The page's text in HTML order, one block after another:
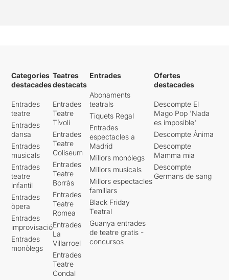
Categories
destacades
Entrades
teatre
Entrades
dansa
Entrades
musicals
Entrades
teatre
infantil
Entrades
òpera
Entrades
improvisació
Entrades
monòlegs
Teatres
destacats
Entrades
Teatre
Tívoli
Entrades
Teatre
Coliseum
Entrades
Teatre
Borràs
Entrades
Teatre
Romea
Entrades
La
Villarroel
Entrades
Teatre
Condal
Entrades
Abonaments
teatrals
Tiquets Regal
Entrades
espectacles a
Madrid
Millors monòlegs
Millors musicals
Millors espectacles
familiars
Black Friday
Teatral
Guanya entrades
de teatre gratis -
concursos
Ofertes
destacades
Descompte El
Mago Pop 'Nada
es imposible'
Descompte Ànima
Descompte
Mamma mia
Descompte
Germans de sang